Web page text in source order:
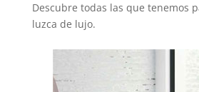
Descubre todas las que tenemos
luzca de lujo.